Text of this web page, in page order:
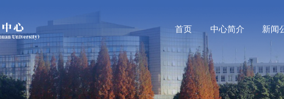
首页 中心简介 新闻